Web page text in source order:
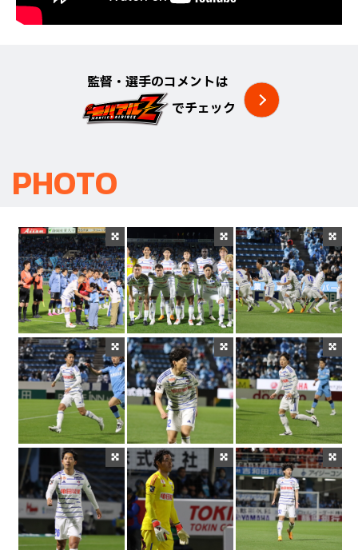
監督・選手のコメントは
でチェック
PHOTO